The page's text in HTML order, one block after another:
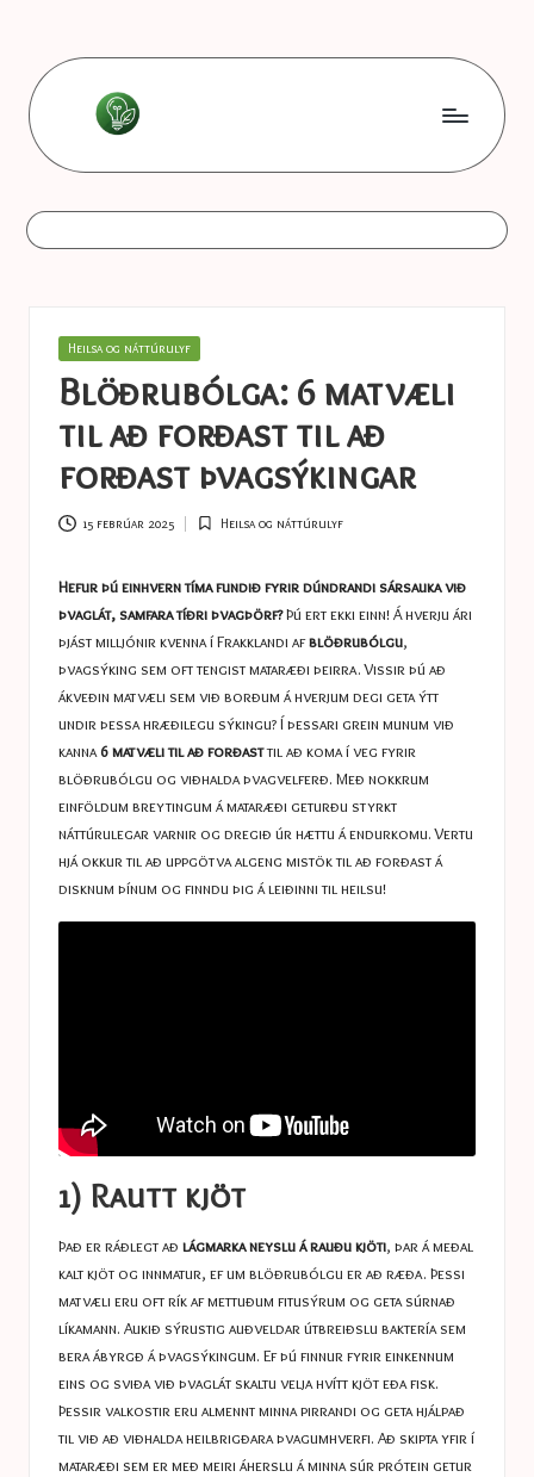
content
L
e
s
o
n
n
e
s
a
s
t
u
c
e
s
astuces
Posted
Heilsa og náttúrulyf
Blöðrubólga: 6 matvæli
til að forðast til að
forðast þvagsýkingar
15 febrúar 2025
Posted
Heilsa og náttúrulyf
Hefur þú einhvern tíma fundið fyrir dúndrandi sársauka við
þvaglát, samfara tíðri þvagþörf?Þú ert ekki einn! Á hverju ári
þjást milljónir kvenna í Frakklandi afblöðrubólgu,
þvagsýking sem oft tengist mataræði þeirra. Vissir þú að
ákveðin matvæli sem við borðum á hverjum degi geta ýtt
undir þessa hræðilegu sýkingu? Í þessari grein munum við
kanna 6 matvæli til að forðasttil að koma í veg fyrir
blöðrubólgu og viðhalda þvagvelferð. Með nokkrum
einföldum breytingum á mataræði geturðu styrkt
náttúrulegar varnir og dregið úr hættu á endurkomu. Vertu
hjá okkur til að uppgötva algeng mistök til að forðast á
disknum þínum og finndu þig á leiðinni til heilsu!
1) Rautt kjöt
Það er ráðlegt að lágmarka neyslu á rauðu kjöti, þar á meðal
kalt kjöt og innmatur, ef um blöðrubólgu er að ræða. Þessi
matvæli eru oft rík af mettuðum fitusýrum og geta súrnað
líkamann. Aukið sýrustig auðveldar útbreiðslu baktería sem
bera ábyrgð á þvagsýkingum. Ef þú finnur fyrir einkennum
eins og sviða við þvaglát skaltu velja hvítt kjöt eða fisk.
Þessir valkostir eru almennt minna pirrandi og geta hjálpað
til við að viðhalda heilbrigðara þvagumhverfi. Að skipta yfir í
mataræði sem er með meiri áherslu á minna súr prótein getur